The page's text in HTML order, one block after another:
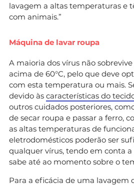
lavagem a altas temperaturas e
com animais.”
Máquina de lavar roupa
A maioria dos vírus não
acima de 60°C, pelo que deve
com esta temperatura ou mais.
devido às características do
outros cuidados posteriores,
de secar roupa e passar a ferro,
as altas temperaturas de
eletrodomésticos poderão ser
qualquer vírus, tendo em conta
sabe até ao momento sobre o
Para a eficácia de uma lavagem